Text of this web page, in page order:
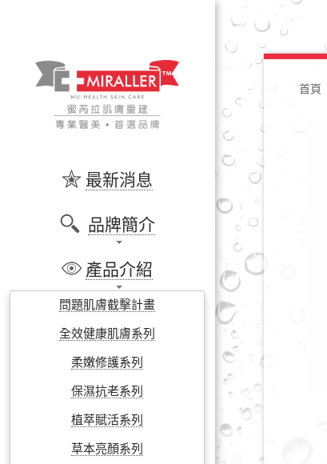
最新消息
品牌簡介
產品介紹
問題肌膚截擊計畫
全效健康肌膚系列
柔嫩修護系列
保濕抗老系列
植萃賦活系列
草本亮顏系列
首頁